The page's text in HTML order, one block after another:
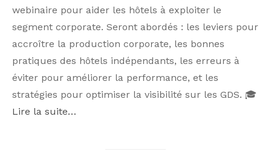
webinaire pour aider les hôtels à exploiter le
segment corporate. Seront abordés : les leviers pour
accroître la production corporate, les bonnes
pratiques des hôtels indépendants, les erreurs à
éviter pour améliorer la performance, et les
stratégies pour optimiser la visibilité sur les GDS. 🎓
Lire la suite…